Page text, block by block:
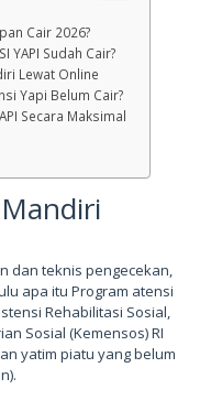
Cair 2026?
YAPI Sudah Cair?
Lewat Online
Yapi Belum Cair?
Secara Maksimal
dan teknis pengecekan,
apa itu Program atensi
Rehabilitasi Sosial,
Sosial (Kemensos) RI
yatim piatu yang belum